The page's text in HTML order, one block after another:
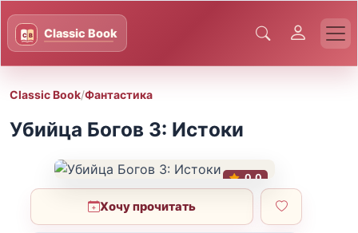
Classic Book/Фантастика
Убийца Богов 3: Истоки
0.0
Хочу прочитать